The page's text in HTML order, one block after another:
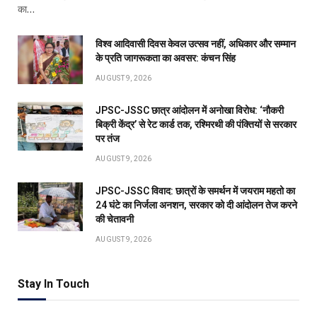
का…
विश्व आदिवासी दिवस केवल उत्सव नहीं, अधिकार और सम्मान
के प्रति जागरूकता का अवसर: कंचन सिंह
AUGUST 9, 2026
JPSC-JSSC छात्र आंदोलन में अनोखा विरोध: ‘नौकरी
बिक्री केंद्र’ से रेट कार्ड तक, रश्मिरथी की पंक्तियों से सरकार
पर तंज
AUGUST 9, 2026
JPSC-JSSC विवाद: छात्रों के समर्थन में जयराम महतो का
24 घंटे का निर्जला अनशन, सरकार को दी आंदोलन तेज करने
की चेतावनी
AUGUST 9, 2026
Stay In Touch